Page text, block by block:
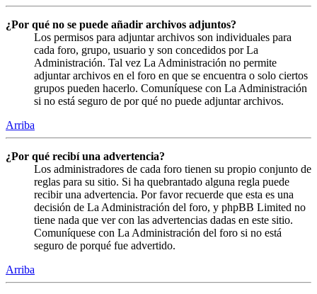
¿Por qué no se puede añadir archivos adjuntos?
Los permisos para adjuntar archivos son individuales para
cada foro, grupo, usuario y son concedidos por La
Administración. Tal vez La Administración no permite
adjuntar archivos en el foro en que se encuentra o solo ciertos
grupos pueden hacerlo. Comuníquese con La Administración
si no está seguro de por qué no puede adjuntar archivos.
Arriba
¿Por qué recibí una advertencia?
Los administradores de cada foro tienen su propio conjunto de
reglas para su sitio. Si ha quebrantado alguna regla puede
recibir una advertencia. Por favor recuerde que esta es una
decisión de La Administración del foro, y phpBB Limited no
tiene nada que ver con las advertencias dadas en este sitio.
Comuníquese con La Administración del foro si no está
seguro de porqué fue advertido.
Arriba